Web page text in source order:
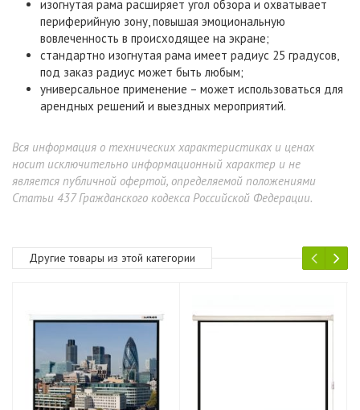
изогнутая рама расширяет угол обзора и охватывает
периферийную зону, повышая эмоциональную
вовлеченность в происходящее на экране;
стандартно изогнутая рама имеет радиус 25 градусов,
под заказ радиус может быть любым;
универсальное применение – может использоваться для
арендных решений и выездных мероприятий.
Вся информация о технических характеристиках и ценах
носит исключительно информационный характер и не
является публичной офертой, определяемой положениями
Статьи 437 Гражданского кодекса Российской Федерации.
Другие товары из этой категории